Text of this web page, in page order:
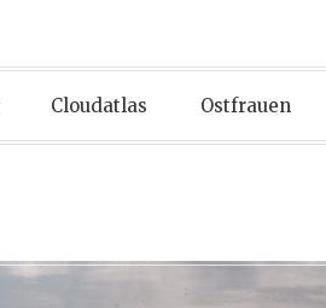
Cloudatlas Ostfrauen